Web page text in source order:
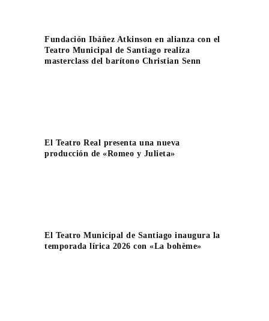
Fundación Ibáñez Atkinson en alianza con el
Teatro Municipal de Santiago realiza
masterclass del barítono Christian Senn
El Teatro Real presenta una nueva
producción de «Romeo y Julieta»
El Teatro Municipal de Santiago inaugura la
temporada lírica 2026 con «La bohème»